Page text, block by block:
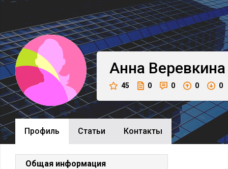
Анна Веревкина
45 0 0 0 0
Профиль Cтатьи Контакты
Общая информация